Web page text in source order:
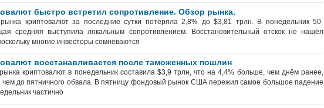
быстро встретил сопротивление. Обзор рынка.
рынка криптовалют за последние сутки потеряла 2,8% до $3,81 трлн. В понедельник 50-
средняя выступила локальным сопротивлением. Восстановительный отскок не нашёл
многие инвесторы сомневаются
восстанавливается после таможенных пошлин
криптовалют в понедельник составила $3,9 трлн, что на 4,4% больше, чем днём ранее,
до пятничного обвала. В пятницу фондовый рынок США пережил самое большое падение
частично